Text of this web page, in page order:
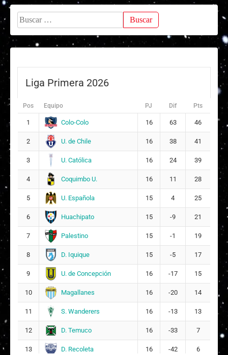
Buscar:
Liga Primera 2026
Pos Equipo PJ Dif Pts
1 Colo-Colo 16 63 46
2 U. de Chile 16 38 41
3 U. Católica 16 24 39
4 Coquimbo U. 16 11 28
5 U. Española 15 4 25
6 Huachipato 15 -9 21
7 Palestino 15 -1 19
8 D. Iquique 15 -5 17
9 U. de Concepción 16 -17 15
10 Magallanes 16 -20 14
11 S. Wanderers 16 -13 13
12 D. Temuco 16 -33 7
13 D. Recoleta 16 -42 6